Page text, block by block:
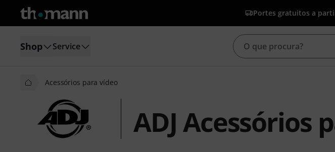
Portes gratuitos a
Shop Service
Acessórios para vídeo
ADJ Acessórios